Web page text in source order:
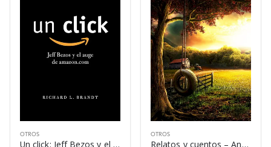
OTROS
Un click: Jeff Bezos y el auge de – Richard L. Brandt
OTROS
Relatos y cuentos – Antón Chéjov